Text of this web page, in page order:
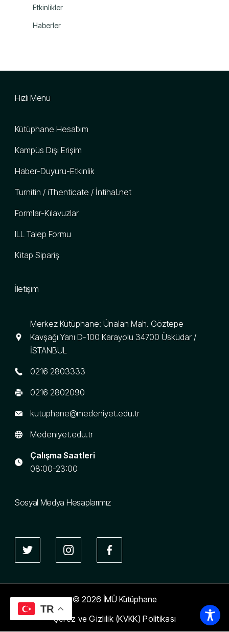
Etkinlikler
Haberler
Hızlı Menü
Kütüphane Hesabım
Kampüs Dışı Erişim
Haber-Duyuru-Etkinlik
Turnitin / iThenticate / İntihal.net
Formlar-Kılavuzlar
ILL Talep Formu
Kitap Sipariş
İletişim
Merkez Kütüphane: Ünalan Mah. Göztepe
Kavşağı Yanı D-100 Karayolu 34700 Üsküdar /
İSTANBUL
0216 2803333
0216 2802090
kutuphane@medeniyet.edu.tr
Medeniyet.edu.tr
Çalışma Saatleri
08:00-23:00
Sosyal Medya Hesaplarımız
© 2026 İMÜ Kütüphane
Çerez ve Gizlilik (KVKK) Politikası
TR